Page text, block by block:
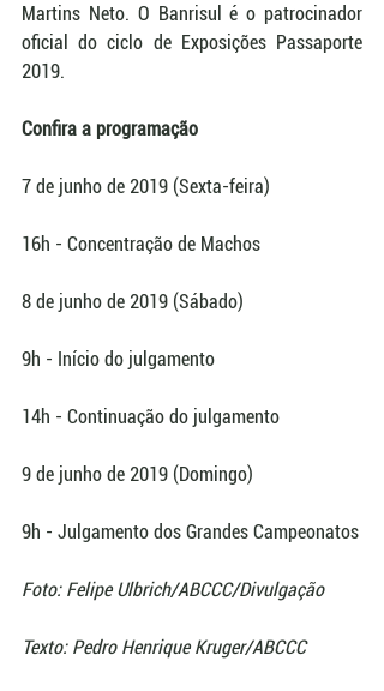
Martins Neto. O Banrisul é o patrocinador
oficial do ciclo de Exposições Passaporte
2019.
Confira a programação
7 de junho de 2019 (Sexta-feira)
16h - Concentração de Machos
8 de junho de 2019 (Sábado)
9h - Início do julgamento
14h - Continuação do julgamento
9 de junho de 2019 (Domingo)
9h - Julgamento dos Grandes Campeonatos
Foto: Felipe Ulbrich/ABCCC/Divulgação
Texto: Pedro Henrique Kruger/ABCCC